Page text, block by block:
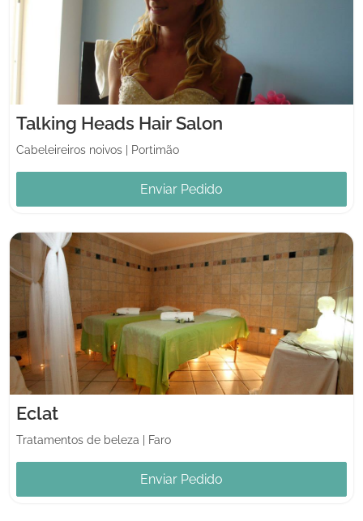
Talking Heads Hair Salon
Cabeleireiros noivos Portimão
Enviar Pedido
Eclat
Tratamentos de beleza Faro
Enviar Pedido